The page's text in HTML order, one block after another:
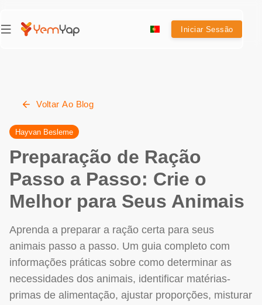
Iniciar Sessão
Voltar Ao Blog
Hayvan Besleme
Preparação de Ração
Passo a Passo: Crie o
Melhor para Seus Animais
Aprenda a preparar a ração certa para seus
animais passo a passo. Um guia completo com
informações práticas sobre como determinar as
necessidades dos animais, identificar matérias-
primas de alimentação, ajustar proporções, misturar